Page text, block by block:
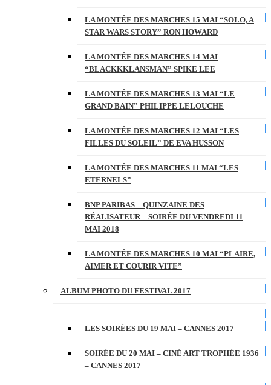
LA MONTÉE DES MARCHES 15 MAI “SOLO, A
STAR WARS STORY” RON HOWARD
LA MONTÉE DES MARCHES 14 MAI
“BLACKKKLANSMAN” SPIKE LEE
LA MONTÉE DES MARCHES 13 MAI “LE
GRAND BAIN” PHILIPPE LELOUCHE
LA MONTÉE DES MARCHES 12 MAI “LES
FILLES DU SOLEIL” DE EVA HUSSON
LA MONTÉE DES MARCHES 11 MAI “LES
ETERNELS”
BNP PARIBAS – QUINZAINE DES
RÉALISATEUR – SOIRÉE DU VENDREDI 11
MAI 2018
LA MONTÉE DES MARCHES 10 MAI “PLAIRE,
AIMER ET COURIR VITE”
ALBUM PHOTO DU FESTIVAL 2017
LES SOIRÉES DU 19 MAI – CANNES 2017
SOIRÉE DU 20 MAI – CINÉ ART TROPHÉE 1936
– CANNES 2017